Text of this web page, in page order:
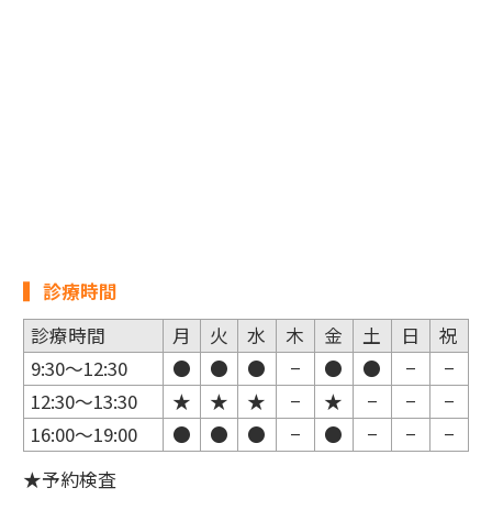
診療時間
診療時間
月 火 水 木 金 土 日
祝
9:30～12:30
● ● ● − ● ● −
−
12:30～13:30
★ ★ ★ − ★ − −
−
16:00～19:00
● ● ● − ● − −
−
★予約検査